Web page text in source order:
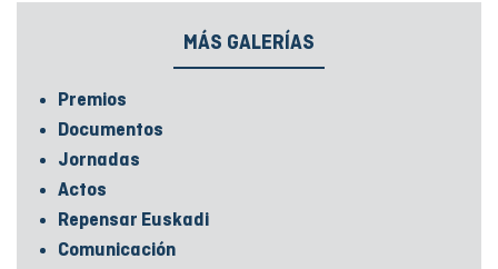
MÁS GALERÍAS
Premios
Documentos
Jornadas
Actos
Repensar Euskadi
Comunicación